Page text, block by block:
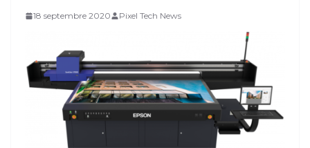
18 septembre 2020 Pixel Tech News